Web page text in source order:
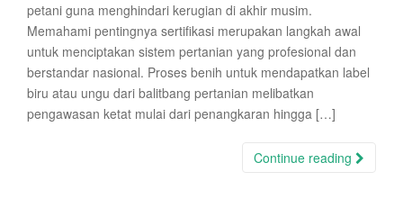
petani guna menghindari kerugian di akhir musim.
Memahami pentingnya sertifikasi merupakan langkah awal
untuk menciptakan sistem pertanian yang profesional dan
berstandar nasional. Proses benih untuk mendapatkan label
biru atau ungu dari balitbang pertanian melibatkan
pengawasan ketat mulai dari penangkaran hingga […]
Continue reading